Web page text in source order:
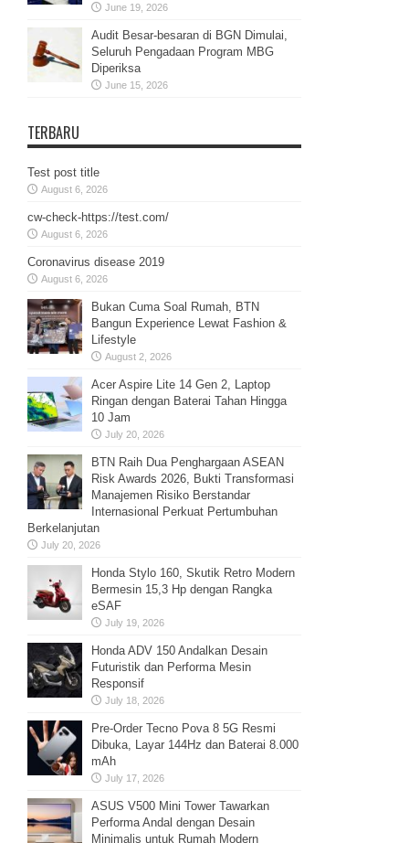
June 19, 2026
Audit Besar-besaran di BGN Dimulai,
Seluruh Pengadaan Program MBG
Diperiksa
June 15, 2026
TERBARU
Test post title
August 6, 2026
cw-check-https://test.com/
August 6, 2026
Coronavirus disease 2019
August 6, 2026
Bukan Cuma Soal Rumah, BTN
Bangun Experience Lewat Fashion &
Lifestyle
August 2, 2026
Acer Aspire Lite 14 Gen 2, Laptop
Ringan dengan Baterai Tahan Hingga
10 Jam
July 20, 2026
BTN Raih Dua Penghargaan ASEAN
Risk Awards 2026, Bukti Transformasi
Manajemen Risiko Berstandar
Internasional Perkuat Pertumbuhan
Berkelanjutan
July 20, 2026
Honda Stylo 160, Skutik Retro Modern
Bermesin 15,3 Hp dengan Rangka
eSAF
July 19, 2026
Honda ADV 150 Andalkan Desain
Futuristik dan Performa Mesin
Responsif
July 18, 2026
Pre-Order Tecno Pova 8 5G Resmi
Dibuka, Layar 144Hz dan Baterai 8.000
mAh
July 17, 2026
ASUS V500 Mini Tower Tawarkan
Performa Andal dengan Desain
Minimalis untuk Rumah Modern